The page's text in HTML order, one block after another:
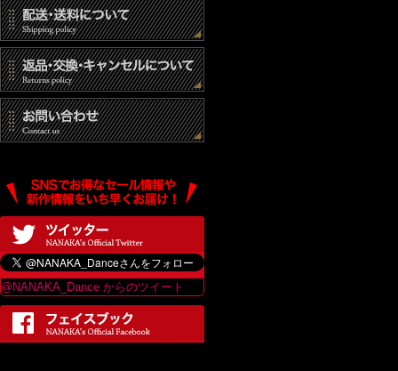
@NANAKA_Dance からのツイート